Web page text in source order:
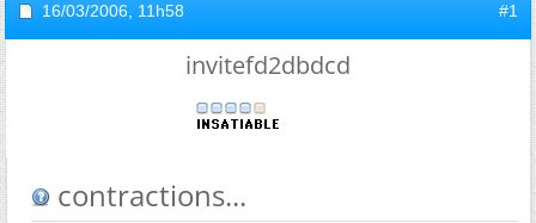
16/03/2006, 11h58 #1
invitefd2dbdcd
contractions...